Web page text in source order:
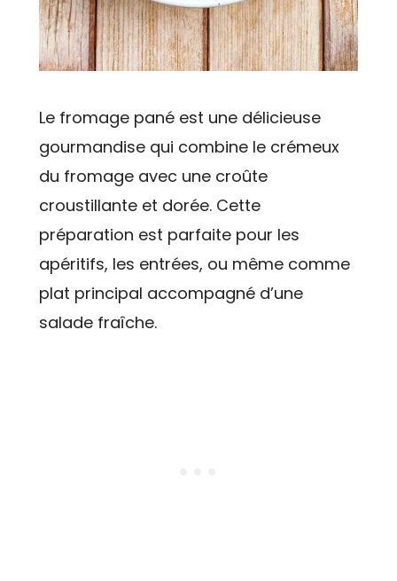
Le fromage pané est une délicieuse
gourmandise qui combine le crémeux
du fromage avec une croûte
croustillante et dorée. Cette
préparation est parfaite pour les
apéritifs, les entrées, ou même comme
plat principal accompagné d’une
salade fraîche.